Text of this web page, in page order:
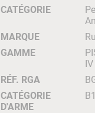
CATÉGORIE
MARQUE
GAMME
IV
RÉF. RGA
CATÉGORIE
D'ARME
B1